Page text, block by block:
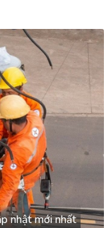
nhật mới nhất